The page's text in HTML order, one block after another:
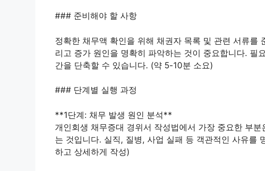
### 준비해야 할 사항
정확한 채무액 확인을 위해 채권자 목록 및 관련 서류를
리고 증가 원인을 명확히 파악하는 것이 중요합니다. 필
간을 단축할 수 있습니다. (약 5-10분 소요)
### 단계별 실행 과정
**1단계: 채무 발생 원인 분석**
개인회생 채무증대 경위서 작성법에서 가장 중요한 부
는 것입니다. 실직, 질병, 사업 실패 등 객관적인 사유를
하고 상세하게 작성)